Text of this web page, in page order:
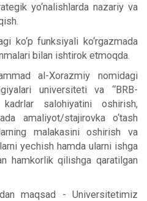
yo‘nalishlarda nazariy va
ko‘p funksiyali ko‘rgazmada
bilan ishtirok etmoqda.
al-Xorazmiy nomidagi
universiteti va “BRB-
salohiyatini oshirish,
amaliyot/stajirovka o‘tash
malakasini oshirish va
yechish hamda ularni ishga
hamkorlik qilishga qaratilgan
maqsad - Universitetimiz